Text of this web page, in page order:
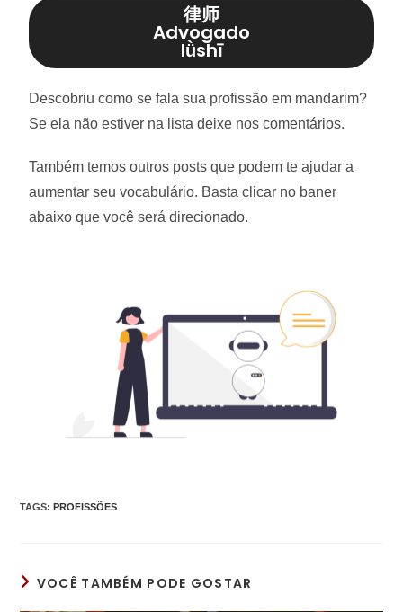
律师
Advogado
lǜshī
Descobriu como se fala sua profissão em mandarim?
Se ela não estiver na lista deixe nos comentários.
Também temos outros posts que podem te ajudar a
aumentar seu vocabulário. Basta clicar no baner
abaixo que você será direcionado.
TAGS: PROFISSÕES
VOCÊ TAMBÉM PODE GOSTAR